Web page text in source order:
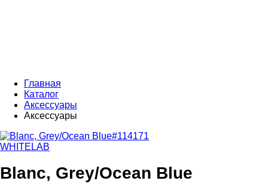
Главная
Каталог
Аксессуары
Аксессуары
WHITELAB
Blanc, Grey/Ocean Blue